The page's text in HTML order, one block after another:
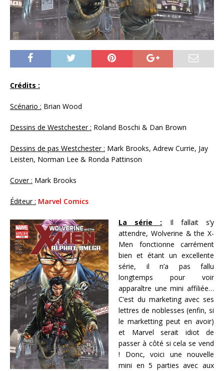
Crédits :
Scénario : Brian Wood
Dessins de Westchester : Roland Boschi & Dan Brown
Dessins de pas Westchester : Mark Brooks, Adrew Currie, Jay
Leisten, Norman Lee & Ronda Pattinson
Cover : Mark Brooks
Éditeur : Marvel Comics
La série : Il fallait s’y
attendre, Wolverine & the X-
Men fonctionne carrément
bien et étant un excellente
série, il n’a pas fallu
longtemps pour voir
apparaître une mini affiliée…
C’est du marketing avec ses
lettres de noblesses (enfin, si
le marketting peut en avoir)
et Marvel serait idiot de
passer à côté si cela se vend
! Donc, voici une nouvelle
mini en 5 parties avec aux